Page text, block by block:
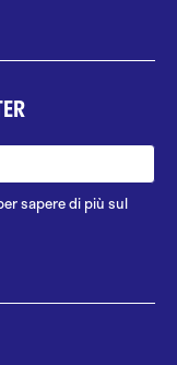
sapere di più sul